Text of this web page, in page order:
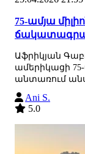
75-ամյա
Աֆրիկյան
ամերիկացի
անտառում
Ani S.
5.0